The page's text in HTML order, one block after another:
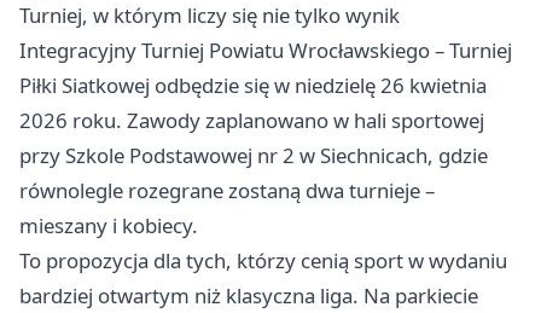
Turniej, w którym liczy się nie tylko wynik
Integracyjny Turniej Powiatu Wrocławskiego – Turniej
Piłki Siatkowej odbędzie się w niedzielę 26 kwietnia
2026 roku. Zawody zaplanowano w hali sportowej
przy Szkole Podstawowej nr 2 w Siechnicach, gdzie
równolegle rozegrane zostaną dwa turnieje –
mieszany i kobiecy.
To propozycja dla tych, którzy cenią sport w wydaniu
bardziej otwartym niż klasyczna liga. Na parkiecie